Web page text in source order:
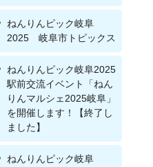
ねんりんピック岐阜
2025 岐阜市トピックス
ねんりんピック岐阜2025
駅前交流イベント「ねん
りんマルシェ2025岐阜」
を開催します！【終了し
ました】
ねんりんピック岐阜